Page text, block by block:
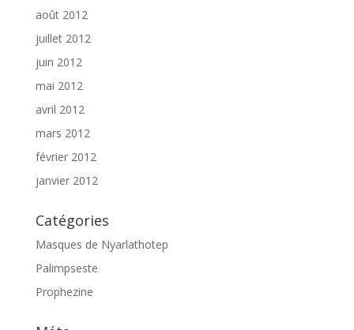
août 2012
juillet 2012
juin 2012
mai 2012
avril 2012
mars 2012
février 2012
janvier 2012
Catégories
Masques de Nyarlathotep
Palimpseste
Prophezine